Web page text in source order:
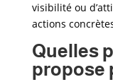
visibilité ou
actions
Quelles
propose